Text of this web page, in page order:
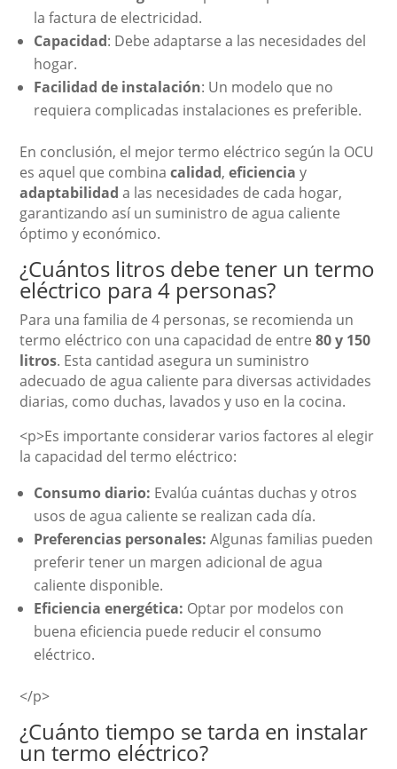
la factura de electricidad.
Capacidad: Debe adaptarse a las necesidades del
hogar.
Facilidad de instalación: Un modelo que no
requiera complicadas instalaciones es preferible.
En conclusión, el mejor termo eléctrico según la OCU
es aquel que combinacalidad,eficiencia y
adaptabilidad a las necesidades de cada hogar,
garantizando así un suministro de agua caliente
óptimo y económico.
¿Cuántos litros debe tener un termo
eléctrico para 4 personas?
Para una familia de 4 personas, se recomienda un
termo eléctrico con una capacidad de entre80 y 150
litros. Esta cantidad asegura un suministro
adecuado de agua caliente para diversas actividades
diarias, como duchas, lavados y uso en la cocina.
<p>Es importante considerar varios factores al elegir
la capacidad del termo eléctrico:
Consumo diario: Evalúa cuántas duchas y otros
usos de agua caliente se realizan cada día.
Preferencias personales: Algunas familias pueden
preferir tener un margen adicional de agua
caliente disponible.
Eficiencia energética: Optar por modelos con
buena eficiencia puede reducir el consumo
eléctrico.
</p>
¿Cuánto tiempo se tarda en instalar
un termo eléctrico?